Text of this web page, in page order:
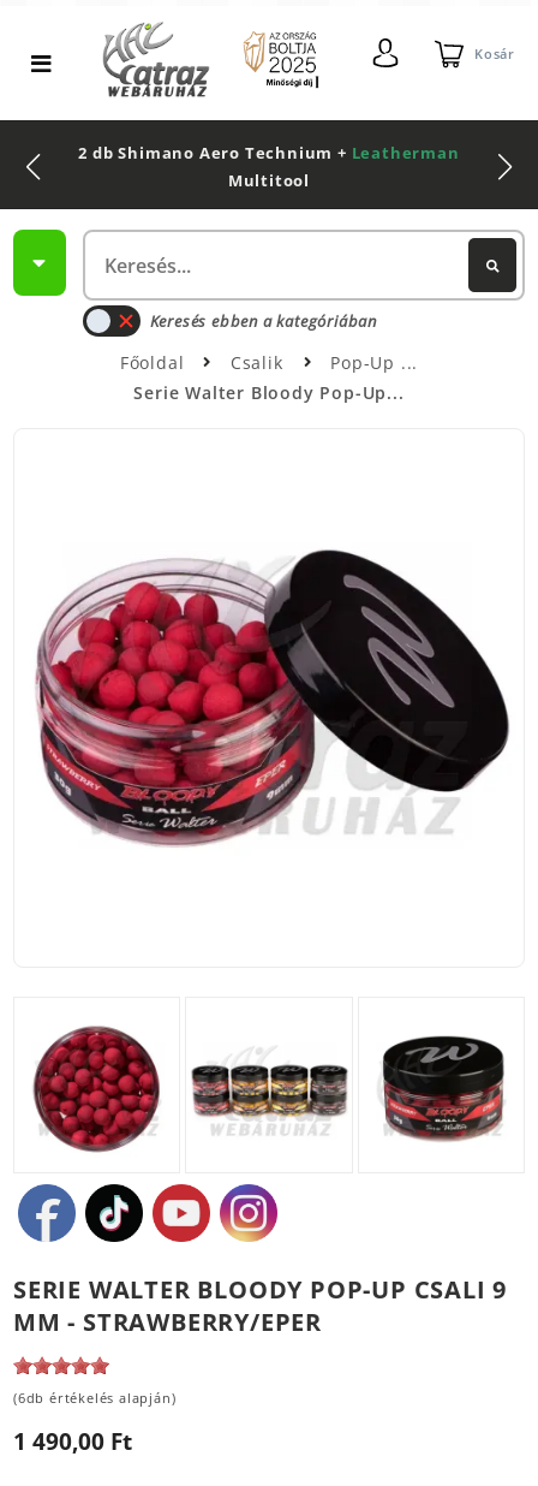
Kosár
2 db Shimano Aero Technium + Leatherman
Multitool
Keresés ebben a kategóriában
Főoldal Csalik
Pop-Up
Serie Walter Bloody Pop-Up...
SERIE WALTER BLOODY POP-UP CSALI 9
MM - STRAWBERRY/EPER
(6db értékelés alapján)
1 490,00 Ft